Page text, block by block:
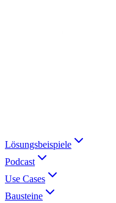
Lösungsbeispiele
Podcast
Use Cases
Bausteine